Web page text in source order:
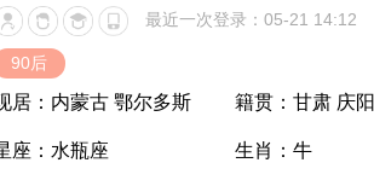
最近一次登录：05-21 14:12
90后
居： 内蒙古 鄂尔多斯 籍贯： 甘肃 庆阳
座： 水瓶座 生肖： 牛